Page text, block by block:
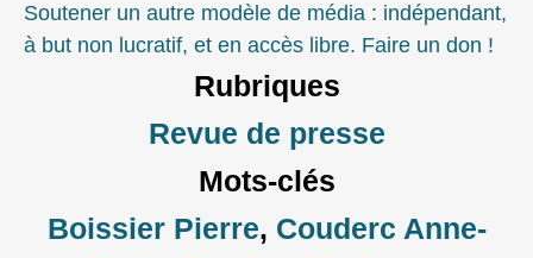
Soutener un autre modèle de média : indépendant,
à but non lucratif, et en accès libre. Faire un don !
Rubriques
Revue de presse
Mots-clés
Boissier Pierre, Couderc Anne-